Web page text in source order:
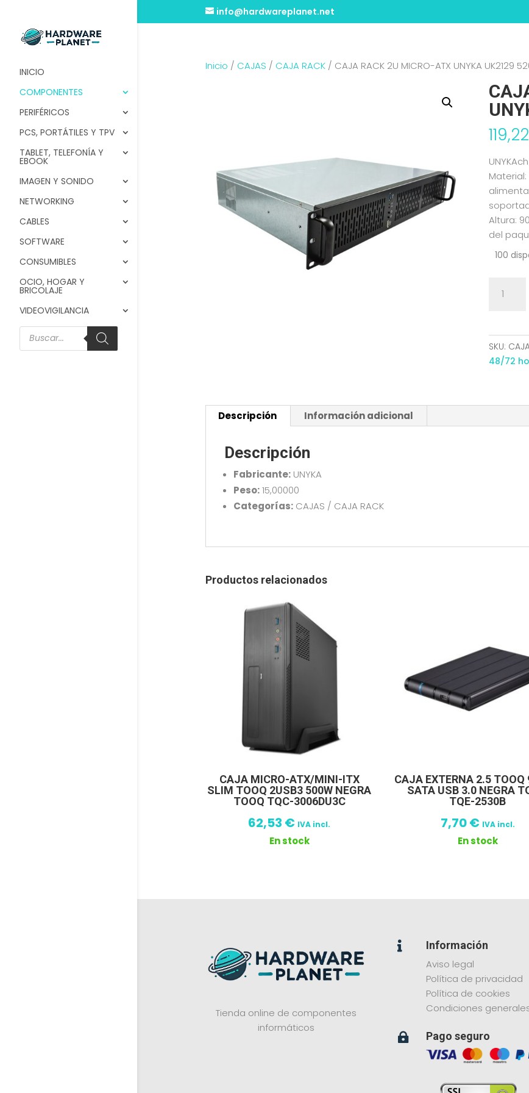
info@hardwareplanet.net
INICIO
COMPONENTES
PERIFÉRICOS
PCS, PORTÁTILES Y TPV
TABLET, TELEFONÍA Y
EBOOK
IMAGEN Y SONIDO
NETWORKING
CABLES
SOFTWARE
CONSUMIBLES
OCIO, HOGAR Y
BRICOLAJE
VIDEOVIGILANCIA
Búsqueda
de
productos
Inicio / CAJAS / CAJA RACK/ CAJA RACK 2U MICRO-ATX UNYKA UK2129
119,22
Altura:
del
100
RACK
ATX
UNYKA
SKU:
48/72
Descripción Información adicional
Descripción
Fabricante:UNYKA
Peso:15,00000
Categorías:CAJAS / CAJA RACK
Productos relacionados
CAJA MICRO-ATX/MINI-ITX
SLIM TOOQ 2USB3 500W NEGRA
TOOQ TQC-3006DU3C
62,53 € IVA incl.
En stock
CAJA EXTERNA 2.5 TOOQ
SATA USB 3.0 NEGRA
TQE-2530B
7,70€ IVA incl.
En stock
Tienda online de componentes
informáticos

Información
Aviso legal
Política de privacidad
Política de cookies
Condiciones
 Pago seguro